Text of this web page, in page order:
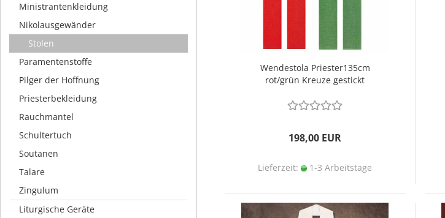
Wendestola Priester135cm
rot/grün Kreuze gestickt
198,00 EUR
Lieferzeit: 1-3 Arbeitstage
Ministrantenkleidung
Nikolausgewänder
Stolen
Paramentenstoffe
Pilger der Hoffnung
Priesterbekleidung
Rauchmantel
Schultertuch
Soutanen
Talare
Zingulum
Liturgische Geräte